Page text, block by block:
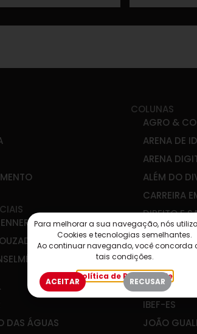
DAS ÁGUAS
COLUNAS
AGRO &
ARENA DE
ARENA
ALÉM DO
CARREIRA
DIREITO E
DIREITO E
EDUCAÇÃO
EM
IBEF-ES
JOÃO
Para melhorar a sua navegação, nós
Cookies e tecnologias semelhantes.
Ao continuar navegando, você concorda
tais condições.
Política de Privacidade
ACEITAR RECUSAR